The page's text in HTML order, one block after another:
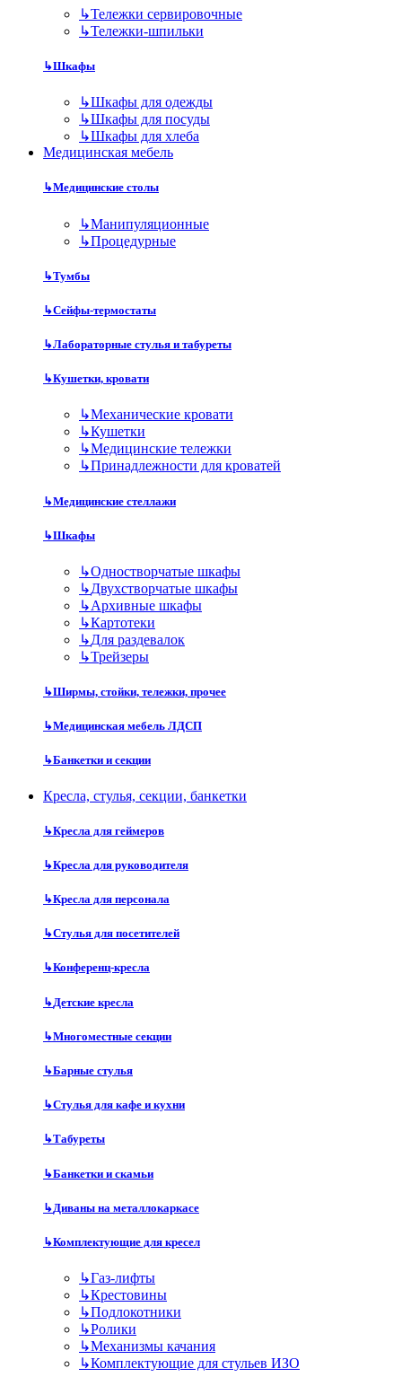
↳Тележки сервировочные
↳Тележки-шпильки
↳Шкафы
↳Шкафы для одежды
↳Шкафы для посуды
↳Шкафы для хлеба
Медицинская мебель
↳Медицинские столы
↳Манипуляционные
↳Процедурные
↳Тумбы
↳Сейфы-термостаты
↳Лабораторные стулья и табуреты
↳Кушетки, кровати
↳Механические кровати
↳Кушетки
↳Медицинские тележки
↳Принадлежности для кроватей
↳Медицинские стеллажи
↳Шкафы
↳Одностворчатые шкафы
↳Двухстворчатые шкафы
↳Архивные шкафы
↳Картотеки
↳Для раздевалок
↳Трейзеры
↳Ширмы, стойки, тележки, прочее
↳Медицинская мебель ЛДСП
↳Банкетки и секции
Кресла, стулья, секции, банкетки
↳Кресла для геймеров
↳Кресла для руководителя
↳Кресла для персонала
↳Стулья для посетителей
↳Конференц-кресла
↳Детские кресла
↳Многоместные секции
↳Барные стулья
↳Стулья для кафе и кухни
↳Табуреты
↳Банкетки и скамьи
↳Диваны на металлокаркасе
↳Комплектующие для кресел
↳Газ-лифты
↳Крестовины
↳Подлокотники
↳Ролики
↳Механизмы качания
↳Комплектующие для стульев ИЗО